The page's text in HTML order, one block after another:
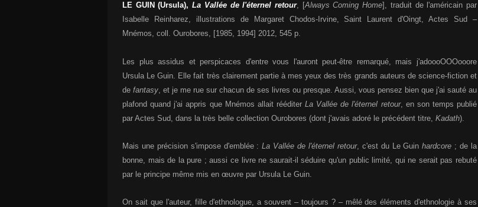
LE GUIN (Ursula),La Vallée de l'éternel retour, [Always Coming Home], traduit de l'américain par
Isabelle Reinharez, illustrations de Margaret Chodos-Irvine, Saint Laurent d'Oingt, Actes Sud –
Mnémos, coll. Ourobores, [1985, 1994] 2012, 545 p.
Les plus assidus et perspicaces d'entre vous l'auront peut-être remarqué, mais j'adoooOOOooore
Ursula Le Guin. Elle fait très clairement partie à mes yeux des très grands auteurs de science-fiction et
de fantasy, et je me rue sur chacun de ses livres ou presque. Aussi, vous pensez bien que j'ai sauté au
plafond quand j'ai appris que Mnémos allait rééditer La Vallée de l'éternel retour, en son temps publié
par Actes Sud, dans la très belle collection Ourobores (dont j'avais adoré le précédent titre, Kadath).
Mais une précision s'impose d'emblée : La Vallée de l'éternel retour, c'est du Le Guin hardcore ; de la
bonne, mais de la pure ; aussi ce livre ne saurait-il séduire qu'un public limité, qui ne serait pas rebuté
par le principe même mis en œuvre par Ursula Le Guin.
On sait que l'auteur, fille d'ethnologue, a souvent – toujours ? – mêlé des éléments d'ethnologie à ses